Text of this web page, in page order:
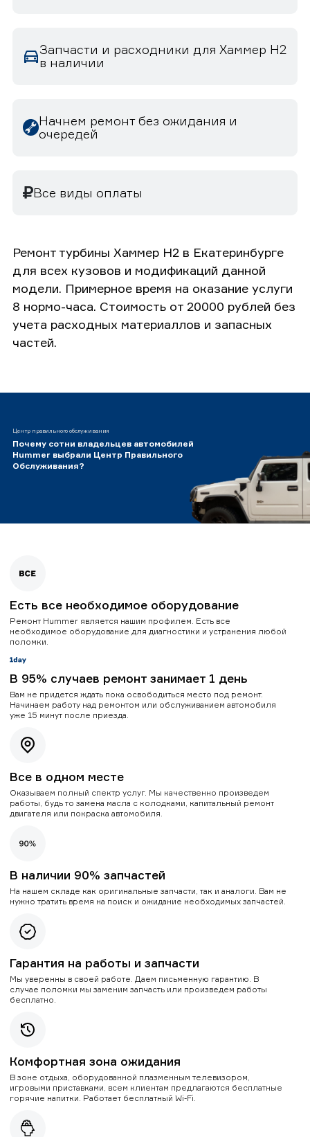
Запчасти и расходники для Хаммер H2
в наличии
Начнем ремонт без ожидания и
очередей
Все виды оплаты
Ремонт турбины Хаммер H2 в Екатеринбурге
для всех кузовов и модификаций данной
модели. Примерное время на оказание услуги
8 нормо-часа. Стоимость от 20000 рублей без
учета расходных материаллов и запасных
частей.
Центр правильного обслуживания
Почему сотни владельцев автомобилей
Hummer выбрали Центр Правильного
Обслуживания?
Есть все необходимое оборудование
Ремонт Hummer является нашим профилем. Есть все
необходимое оборудование для диагностики и устранения любой
поломки.
В 95% случаев ремонт занимает 1 день
Вам не придется ждать пока освободиться место под ремонт.
Начинаем работу над ремонтом или обслуживанием автомобиля
уже 15 минут после приезда.
Все в одном месте
Оказываем полный спектр услуг. Мы качественно произведем
работы, будь то замена масла с колодками, капитальный ремонт
двигателя или покраска автомобиля.
В наличии 90% запчастей
На нашем складе как оригинальные запчасти, так и аналоги. Вам не
нужно тратить время на поиск и ожидание необходимых запчастей.
Гарантия на работы и запчасти
Мы уверенны в своей работе. Даем письменную гарантию. В
случае поломки мы заменим запчасть или произведем работы
бесплатно.
Комфортная зона ожидания
В зоне отдыха, оборудованной плазменным телевизором,
игровыми приставками, всем клиентам предлагаются бесплатные
горячие напитки. Работает бесплатный Wi-Fi.